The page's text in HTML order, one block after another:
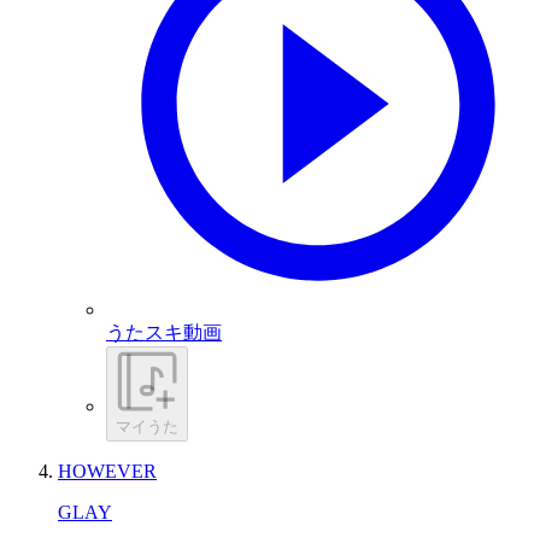
うたスキ動画
マイうた
HOWEVER
GLAY